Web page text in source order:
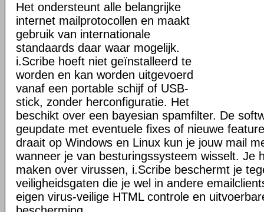
Het ondersteunt alle belangrijke
internet mailprotocollen en maakt
gebruik van internationale
standaards daar waar mogelijk.
i.Scribe hoeft niet geïnstalleerd te
worden en kan worden uitgevoerd
vanaf een portable schijf of USB-
stick, zonder herconfiguratie. Het
beschikt over een bayesian spamfilter. De
geupdate met eventuele fixes of nieuwe
draait op Windows en Linux kun je jouw mail
wanneer je van besturingssysteem wisselt. Je
maken over virussen, i.Scribe beschermt je
veiligheidsgaten die je wel in andere
eigen virus-veilige HTML controle en